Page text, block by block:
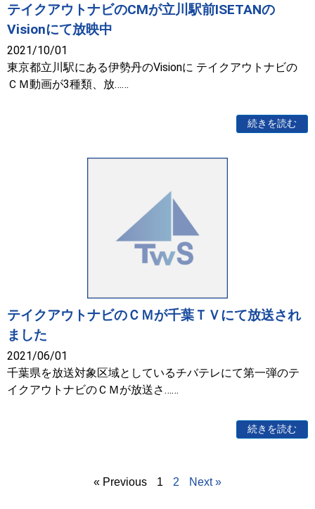
テイクアウトナビのCMが立川駅前ISETANの
Visionにて放映中
2021/10/01
東京都立川駅にある伊勢丹のVisionに テイクアウトナビの
ＣＭ動画が3種類、放……
続きを読む
テイクアウトナビのＣＭが千葉ＴＶにて放送され
ました
2021/06/01
千葉県を放送対象区域としているチバテレにて第一弾のテ
イクアウトナビのＣＭが放送さ……
続きを読む
« Previous 1 2 Next »